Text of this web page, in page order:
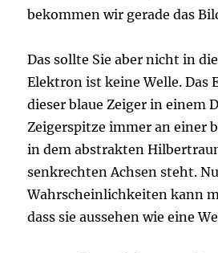
bekommen wir gerade das
Das sollte Sie aber nicht in
Elektron ist keine Welle. Das
dieser blaue Zeiger in einem
Zeigerspitzeimmer an einer
in dem abstrakten
senkrechten Achsensteht.
Wahrscheinlichkeitenkann
dass sie aussehen wie eine